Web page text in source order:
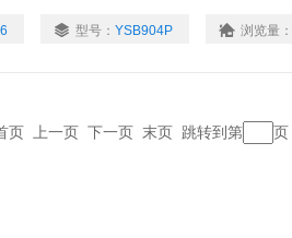
片的形式手动保存下来；仪器尺寸小
型号： YSB904P 浏览量：
页 上一页 下一页 末页 跳转到第 页